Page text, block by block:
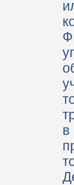
в